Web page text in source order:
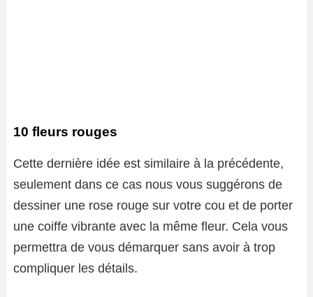
10 fleurs rouges
Cette dernière idée est similaire à la précédente,
seulement dans ce cas nous vous suggérons de
dessiner une rose rouge sur votre cou et de porter
une coiffe vibrante avec la même fleur. Cela vous
permettra de vous démarquer sans avoir à trop
compliquer les détails.